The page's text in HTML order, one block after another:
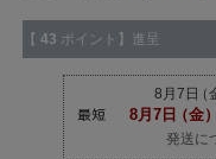
【 43 ポイント】進呈
発送に